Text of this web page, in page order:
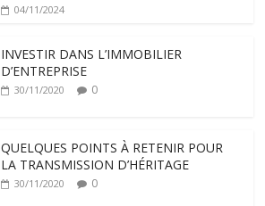
04/11/2024
INVESTIR DANS L’IMMOBILIER
D’ENTREPRISE
30/11/2020 0
QUELQUES POINTS À RETENIR POUR
LA TRANSMISSION D’HÉRITAGE
30/11/2020 0